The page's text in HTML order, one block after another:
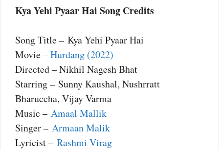
Kya Yehi Pyaar Hai Song Credits
Song Title – Kya Yehi Pyaar Hai
Movie –Hurdang (2022)
Directed – Nikhil Nagesh Bhat
Starring – Sunny Kaushal, Nushrratt
Bharuccha, Vijay Varma
Music – Amaal Mallik
Singer – Armaan Malik
Lyricist – Rashmi Virag